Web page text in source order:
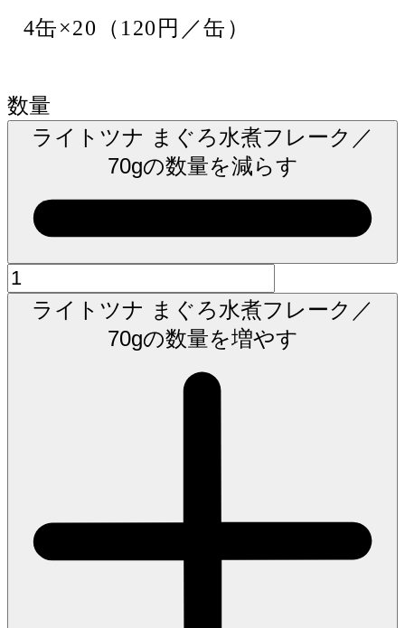
4缶×20（120円／缶）
数量
ライトツナ まぐろ水煮フレーク／
70gの数量を減らす
ライトツナ まぐろ水煮フレーク／
70gの数量を増やす